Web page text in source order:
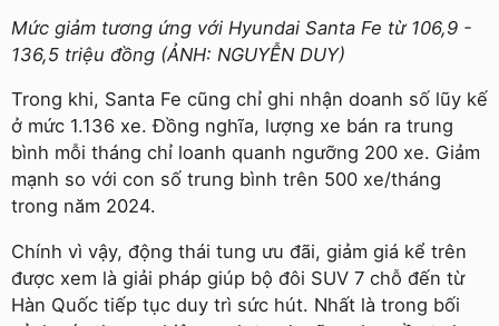
Mức giảm tương ứng với Hyundai Santa Fe từ 106,9 -
136,5 triệu đồng (ẢNH: NGUYỄN DUY)
Trong khi, Santa Fe cũng chỉ ghi nhận doanh số lũy kế
ở mức 1.136 xe. Đồng nghĩa, lượng xe bán ra trung
bình mỗi tháng chỉ loanh quanh ngưỡng 200 xe. Giảm
mạnh so với con số trung bình trên 500 xe/tháng
trong năm 2024.
Chính vì vậy, động thái tung ưu đãi, giảm giá kể trên
được xem là giải pháp giúp bộ đôi SUV 7 chỗ đến từ
Hàn Quốc tiếp tục duy trì sức hút. Nhất là trong bối